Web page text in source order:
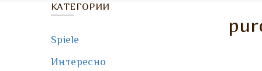
КАТЕГОРИИ
Spiele
Интересно